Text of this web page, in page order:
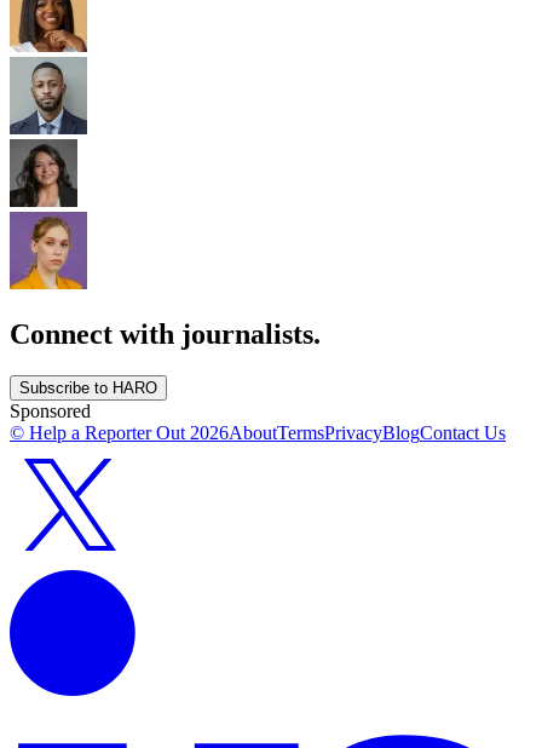
Connect with journalists.
Subscribe to HARO
Sponsored
© Help a Reporter Out 2026AboutTermsPrivacyBlogContact Us